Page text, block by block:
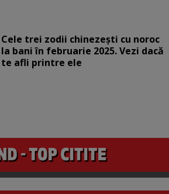
Cele trei zodii chinezești cu noroc
la bani în februarie 2025. Vezi dacă
te afli printre ele